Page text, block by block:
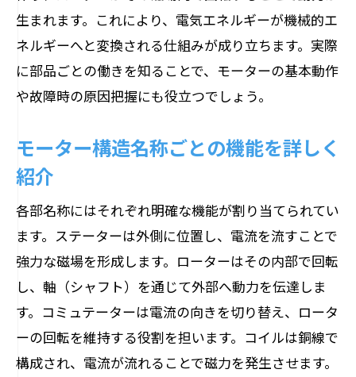
生まれます。これにより、電気エネルギーが機械的エ
ネルギーへと変換される仕組みが成り立ちます。実際
に部品ごとの働きを知ることで、モーターの基本動作
や故障時の原因把握にも役立つでしょう。
モーター構造名称ごとの機能を詳しく
紹介
各部名称にはそれぞれ明確な機能が割り当てられてい
ます。ステーターは外側に位置し、電流を流すことで
強力な磁場を形成します。ローターはその内部で回転
し、軸（シャフト）を通じて外部へ動力を伝達しま
す。コミュテーターは電流の向きを切り替え、ロータ
ーの回転を維持する役割を担います。コイルは銅線で
構成され、電流が流れることで磁力を発生させます。